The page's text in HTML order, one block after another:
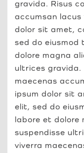
gravida. Risus
accumsan lacus
dolor sit amet,
sed do
dolore magna
ultrices gravida.
maecenas
ipsum dolor sit
elit, sed do
labore et dolore
suspendisse
viverra